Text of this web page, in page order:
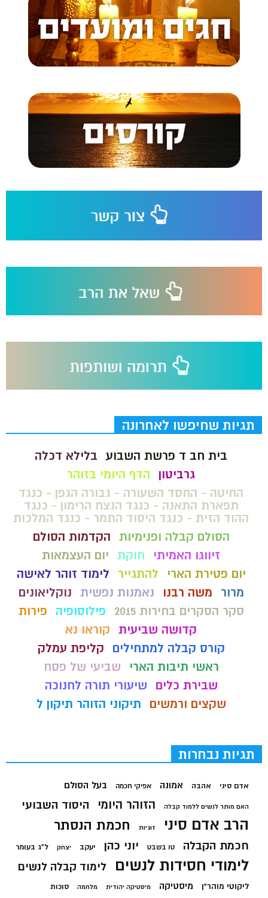
תגיות שחיפשו לאחרונה
בית חב ד פרשת השבוע בלילא דכלה
גרביטון
הדף היומי בזוהר
החיטה - החסד השעורה - גבורה הגפן - כנגד
תפארת התאנה - כנגד הנצח הרימון - כנגד
ההוד הזית - כנגד היסוד התמר - כנגד המלכות
הסולם קבלה ופנימיות הקדמות הסולם
זיווגו האמיתי
חוקת יום העצמאות
יום פטירת הארי
להתגייר
לימוד זוהר לאישה
מרור
משה רבנו נאמנות נפשית נוקליאונים
סקר הסקרים בחירות 2015
פילוסופיה
פירות
קדושה שביעית קוראו נא
קורס קבלה למתחילים
קליפת עמלק
ראשי תיבות הארי
שביעי של פסח
שבירת כלים
שיעורי תורה לחנוכה
שקצים ורמשים
תיקוני הזוהר תיקון ל
תגיות נבחרות
אדם סיני אהבה אמונה אפיקי חכמה בעל הסולם
האם מותר לנשים ללמוד קבלה הזוהר היומי היסוד השבועי
הרב אדם סיני זוגיות חכמת הנסתר
חכמת הקבלה טו בשבט יוני כהן יעקב יצחק ל"ג בעומר
לימודי חסידות לנשים לימוד קבלה לנשים
ליקוטי מוהר"ן מיסטיקה מיסטיקה יהודית מלחמה סוכות